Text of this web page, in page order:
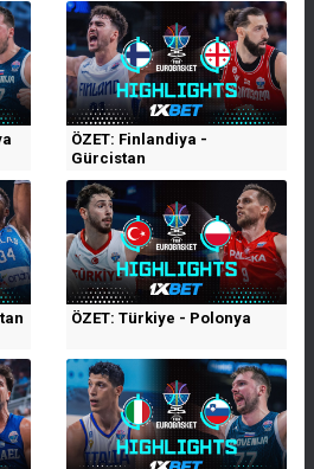
ÖZET: Finlandiya -
Gürcistan
ÖZET: Türkiye - Polonya